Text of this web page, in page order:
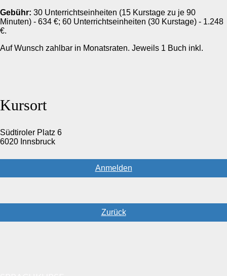
Gebühr: 30 Unterrichtseinheiten (15 Kurstage zu je 90
Minuten) - 634 €; 60 Unterrichtseinheiten (30 Kurstage) - 1.248
€.
Auf Wunsch zahlbar in Monatsraten. Jeweils 1 Buch inkl.
Kursort
Südtiroler Platz 6
6020 Innsbruck
Anmelden
Zurück